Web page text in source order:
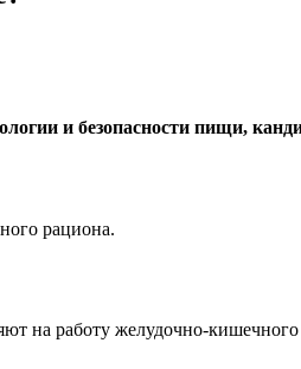
и безопасности пищи,
рациона.
на работу желудочно-кишечного